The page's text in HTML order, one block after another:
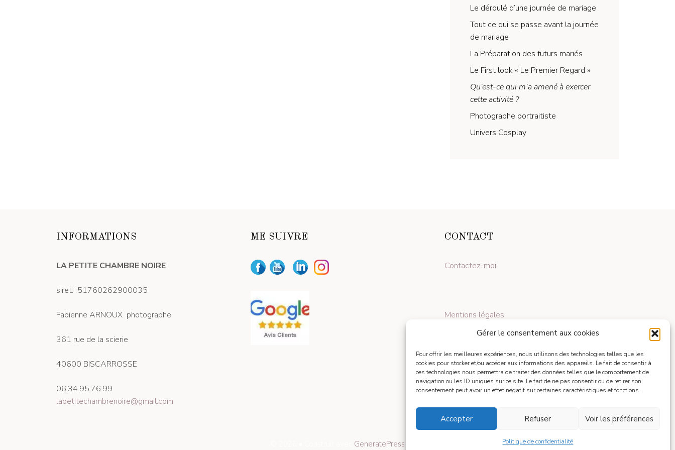
Gérer le consentement aux cookies
Pour offrir les meilleures expériences, nous utilisons des technologies telles que les
cookies pour stocker et/ou accéder aux informations des appareils. Le fait de consentir à
ces technologies nous permettra de traiter des données telles que le comportement de
navigation ou les ID uniques sur ce site. Le fait de ne pas consentir ou de retirer son
consentement peut avoir un effet négatif sur certaines caractéristiques et fonctions.
Accepter Refuser Voir les préférences
Politique de confidentialité
Le déroulé d’une journée de mariage
Tout ce qui se passe avant la journée
de mariage
La Préparation des futurs mariés
Le First look « Le Premier Regard »
Qu’est-ce qui m’a amené à exercer
cette activité ?
Photographe portraitiste
Univers Cosplay
INFORMATIONS
LA PETITE CHAMBRE NOIRE
siret: 51760262900035
Fabienne ARNOUX photographe
361 rue de la scierie
40600 BISCARROSSE
06.34.95.76.99
lapetitechambrenoire@gmail.com
ME SUIVRE CONTACT
Contactez-moi
Mentions légales
GeneratePress